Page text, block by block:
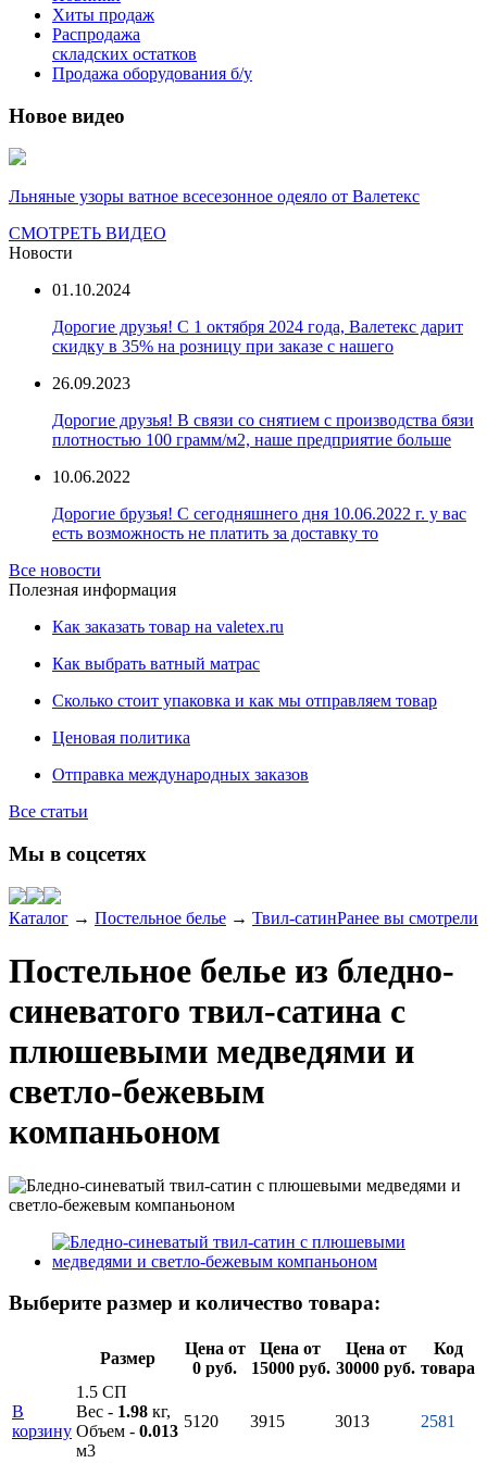
Хиты продаж
Распродажа
складских остатков
Продажа оборудования б/у
Новое видео
Льняные узоры ватное всесезонное одеяло от Валетекс
СМОТРЕТЬ ВИДЕО
Новости
01.10.2024
Дорогие друзья! С 1 октября 2024 года, Валетекс дарит
скидку в 35% на розницу при заказе с нашего
26.09.2023
Дорогие друзья! В связи со снятием с производства бязи
плотностью 100 грамм/м2, наше предприятие больше
10.06.2022
Дорогие брузья! С сегодняшнего дня 10.06.2022 г. у вас
есть возможность не платить за доставку то
Все новости
Полезная информация
Как заказать товар на valetex.ru
Как выбрать ватный матрас
Сколько стоит упаковка и как мы отправляем товар
Ценовая политика
Отправка международных заказов
Все статьи
Мы в соцсетях
Каталог → Постельное белье → Твил-сатинРанее вы смотрели
Постельное белье из бледно-
синеватого твил-сатина с
плюшевыми медведями и
светло-бежевым
компаньоном
Выберите размер и количество товара:
Размер
Цена от
0 руб.
Цена от
15000 руб.
Цена от
30000 руб.
Код
товара
В
корзину
1.5 СП
Вес - 1.98 кг,
Объем - 0.013
м3
5120 3915 3013 2581